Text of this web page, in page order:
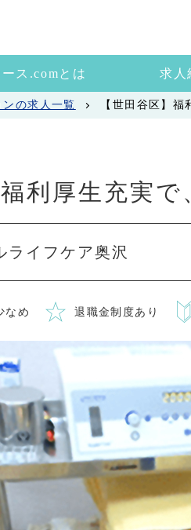
ス.comとは 求人
の求人一覧 【世田谷区】
福利厚生充実
ライフケア奥沢
なめ 退職金制度あり